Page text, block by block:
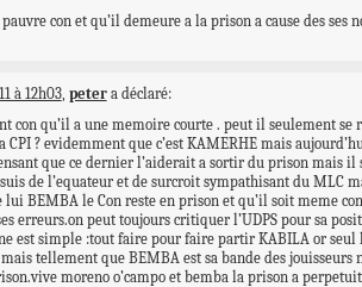
pauvre con et qu’il demeure a la prison a cause des ses
à 12h03, peter a déclaré:
con qu’il a une memoire courte . peut il seulement se
CPI ? evidemment que c’est KAMERHE mais
que ce dernier l’aiderait a sortir du prison mais il
de l’equateur et de surcroit sympathisant du MLC
lui BEMBA le Con reste en prison et qu’il soit meme
erreurs.on peut toujours critiquer l’UDPS pour sa
est simple :tout faire pour faire partir KABILA or seul
tellement que BEMBA est sa bande des jouisseurs
moreno o’campo et bemba la prison a